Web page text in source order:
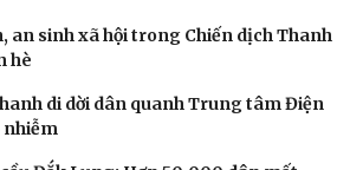
an sinh xã hội trong Chiến dịch Thanh
hè
di dời dân quanh Trung tâm Điện
nhiễm